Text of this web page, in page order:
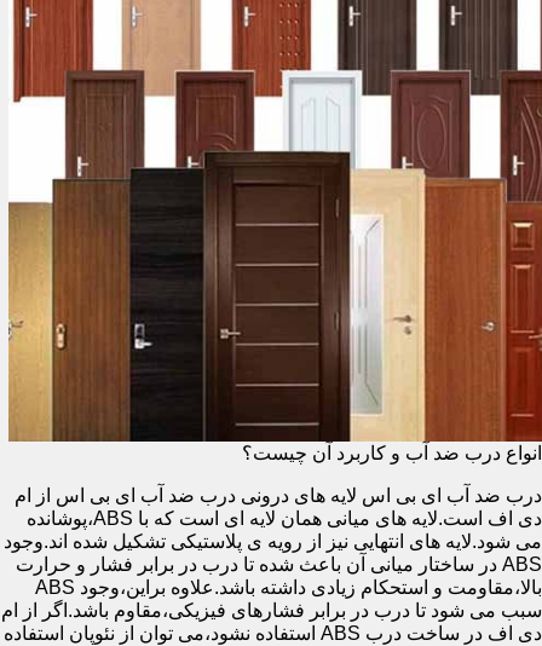
انواع درب ضد آب و کاربرد آن چیست؟
درب ضد آب ای بی اس لایه های درونی درب ضد آب ای بی اس از ام
دی اف است.لایه های میانی همان لایه ای است که با ABS،پوشانده
می شود.لایه های انتهایی نیز از رویه ی پلاستیکی تشکیل شده اند.وجود
ABS در ساختار میانی آن باعث شده تا درب در برابر فشار و حرارت
بالا،مقاومت و استحکام زیادی داشته باشد.علاوه براین،وجود ABS
سبب می شود تا درب در برابر فشارهای فیزیکی،مقاوم باشد.اگر از ام
دی اف در ساخت درب ABS استفاده نشود،می توان از نئوپان استفاده